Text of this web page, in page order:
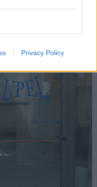
Privacy Policy